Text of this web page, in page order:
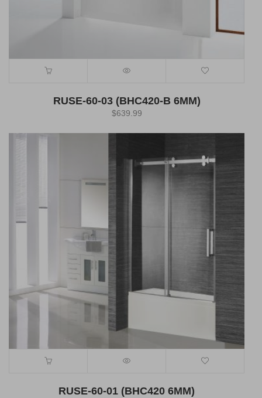
RUSE-60-03 (BHC420-B 6MM)
$639.99
RUSE-60-01 (BHC420 6MM)